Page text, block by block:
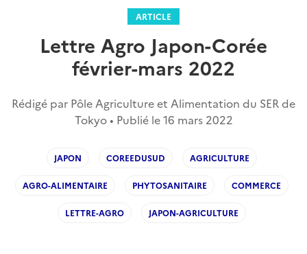
ARTICLE
Lettre Agro Japon-Corée
février-mars 2022
Rédigé par Pôle Agriculture et Alimentation du SER de
Tokyo • Publié le16 mars 2022
JAPON COREEDUSUD AGRICULTURE
AGRO-ALIMENTAIRE PHYTOSANITAIRE COMMERCE
LETTRE-AGRO JAPON-AGRICULTURE